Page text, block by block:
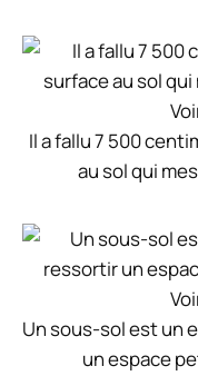
Il a fallu 7 500
au sol qui
Un sous-sol est un
un espace